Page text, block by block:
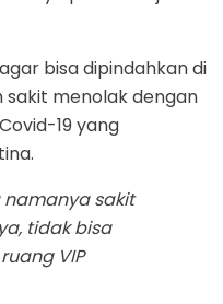
bisa dipindahkan di
sakit menolak dengan
19 yang
namanya sakit
tidak bisa
VIP